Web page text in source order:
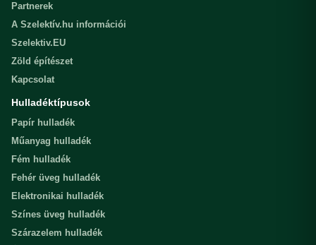
Partnerek
A Szelektív.hu információi
Szelektiv.EU
Zöld építészet
Kapcsolat
Hulladéktípusok
Papír hulladék
Műanyag hulladék
Fém hulladék
Fehér üveg hulladék
Elektronikai hulladék
Színes üveg hulladék
Szárazelem hulladék